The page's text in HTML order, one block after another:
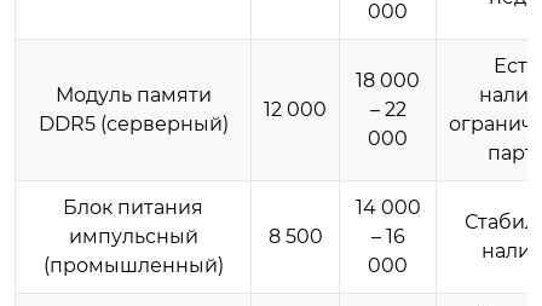
000
Модуль памяти
DDR5 (серверный)
12 000
18 000
– 22
000
Блок питания
импульсный
(промышленный)
8 500
14 000
– 16
000